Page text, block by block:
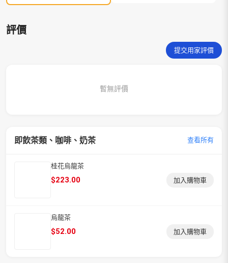
評價
提交用家評價
暫無評價
即飲茶類、咖啡、奶茶 查看所有
桂花烏龍茶
$223.00 加入購物車
烏龍茶
$52.00 加入購物車